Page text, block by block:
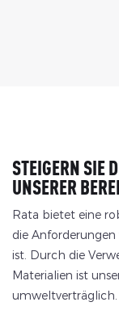
STEIGERN SIE
UNSERER
Rata bietet eine
die
ist. Durch die
Materialien ist
umweltverträglich.